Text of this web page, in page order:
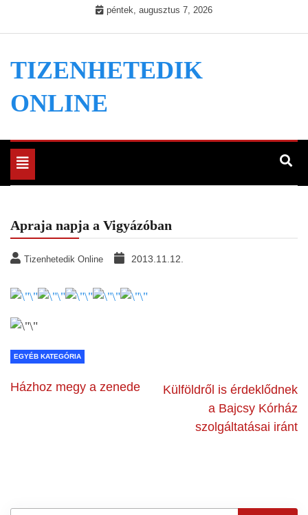
péntek, augusztus 7, 2026
TIZENHETEDIK
ONLINE
Toggle
navigation
Apraja napja a Vigyázóban
Tizenhetedik Online 2013.11.12.
EGYÉB KATEGÓRIA
Házhoz megy a zenede
Külföldről is érdeklődnek
a Bajcsy Kórház
szolgáltatásai iránt